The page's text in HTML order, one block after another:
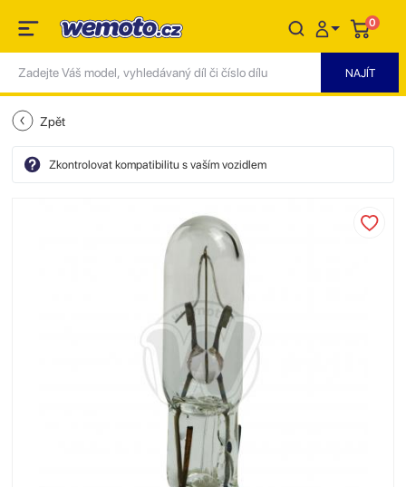
0
Zpět
Zkontrolovat kompatibilitu s vaším vozidlem